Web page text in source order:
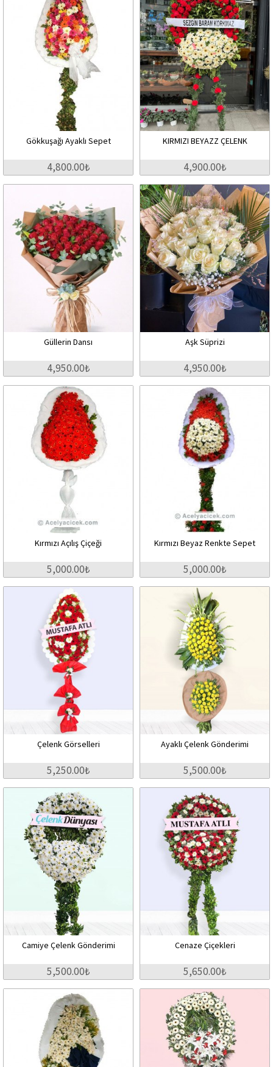
Gökkuşağı Ayaklı Sepet
4,800.00₺
KIRMIZI BEYAZZ ÇELENK
4,900.00₺
Güllerin Dansı
4,950.00₺
Aşk Süprizi
4,950.00₺
Kırmızı Açılış Çiçeği
5,000.00₺
Kırmızı Beyaz Renkte Sepet
5,000.00₺
Çelenk Görselleri
5,250.00₺
Ayaklı Çelenk Gönderimi
5,500.00₺
Camiye Çelenk Gönderimi
5,500.00₺
Cenaze Çiçekleri
5,650.00₺